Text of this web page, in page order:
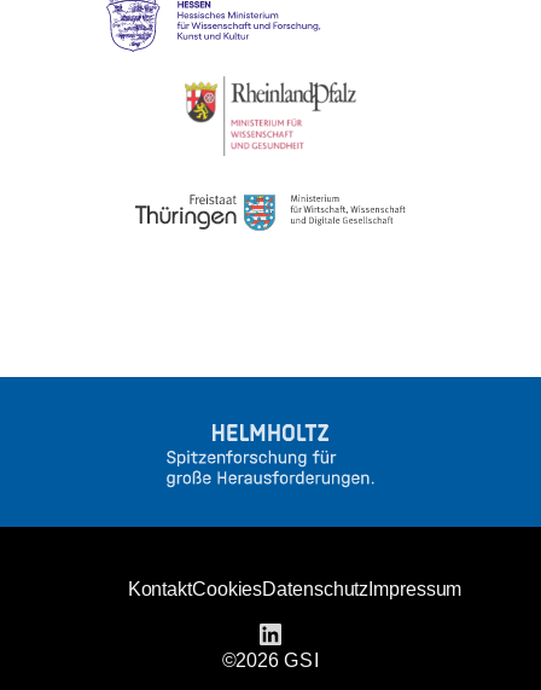
KontaktCookiesDatenschutz Impressum
©2026 GSI